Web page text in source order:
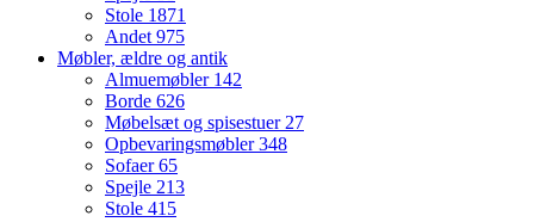
Stole 1871
Andet975
Møbler, ældre og antik
Almuemøbler 142
Borde 626
Møbelsæt og spisestuer27
Opbevaringsmøbler348
Sofaer65
Spejle 213
Stole 415